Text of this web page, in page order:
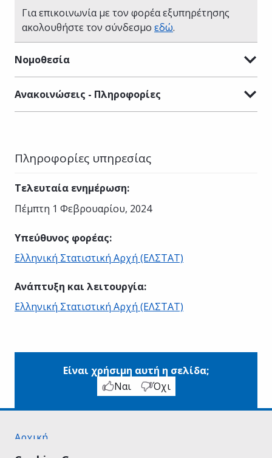
Για επικοινωνία με τον φορέα εξυπηρέτησης
ακολουθήστε τον σύνδεσμο εδώ.
Νομοθεσία
Ανακοινώσεις - Πληροφορίες
Πληροφορίες υπηρεσίας
Τελευταία ενημέρωση:
Πέμπτη 1 Φεβρουαρίου, 2024
Υπεύθυνος φορέας:
Ελληνική Στατιστική Αρχή (ΕΛΣΤΑΤ)
Ανάπτυξη και λειτουργία:
Ελληνική Στατιστική Αρχή (ΕΛΣΤΑΤ)
Είναι χρήσιμη αυτή η σελίδα;
Ναι
Όχι
Αρχική